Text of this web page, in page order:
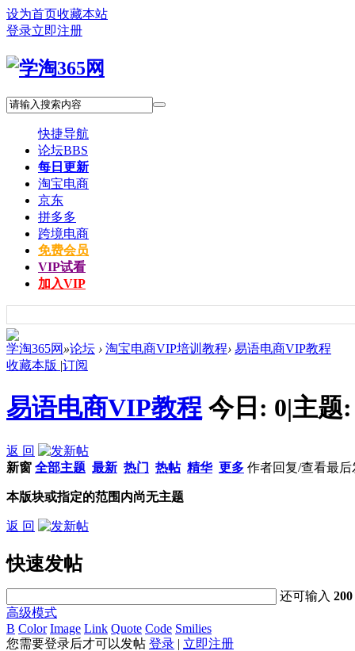
设为首页收藏本站
登录立即注册
快捷导航
论坛BBS
每日更新
淘宝电商
京东
拼多多
跨境电商
免费会员
VIP试看
加入VIP
学淘365网 »论坛 › 淘宝电商VIP培训教程› 易语电商VIP教程
收藏本版 |订阅
易语电商VIP教程 今日: 0|主
返 回
新窗 全部主题 最新 热门 热帖 精华 更多 作者回复/查看最后
本版块或指定的范围内尚无主题
返 回
快速发帖
还可输入200
高级模式
B Color Image Link Quote Code Smilies
您需要登录后才可以发帖 登录 | 立即注册